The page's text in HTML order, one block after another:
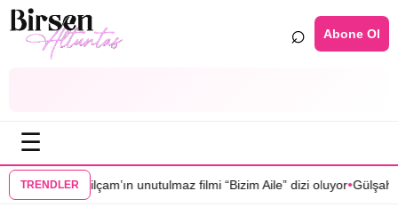
⌕ Abone Ol
☰
TRENDLER
katılıyor?•Yeşilçam’ın unutulmaz filmi “Bizim Aile” dizi oluyor•Gülşah